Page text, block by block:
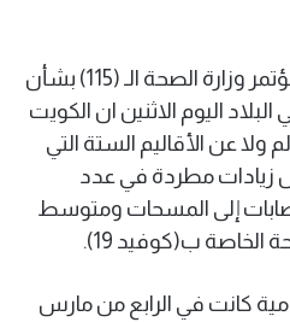
وقال الدكتور السند خلال مؤتمر وزارة الصحة الـ (115) بشأن
اليوم الاثنين ان الكويت
عن الأقاليم الستة التي
زيادات مطردة في عدد
إلى المسحات ومتوسط
الخاصة ب(كوفيد 19).
كانت في الرابع من مارس